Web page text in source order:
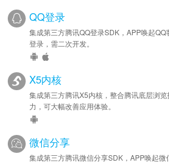
QQ登录
集成第三方腾讯QQ登录SDK，APP唤起
登录，需二次开发。
X5内核
集成第三方腾讯X5内核，整合腾讯底层浏
力，可大幅改善应用体验。
微信分享
集成第三方腾讯微信分享SDK，APP唤起